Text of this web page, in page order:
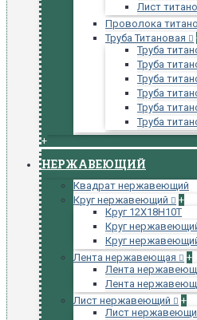
Лист
Проволока
Труба Титановая
Труба
Труба
Труба
Труба
Труба
Труба
+
НЕРЖАВЕЮЩИЙ
Квадрат нержавеющий
Круг нержавеющий
+
Круг 12Х18Н10Т
Круг
Круг
Лента нержавеющая
+
Лента
Лента
Лист нержавеющий
+
Лист